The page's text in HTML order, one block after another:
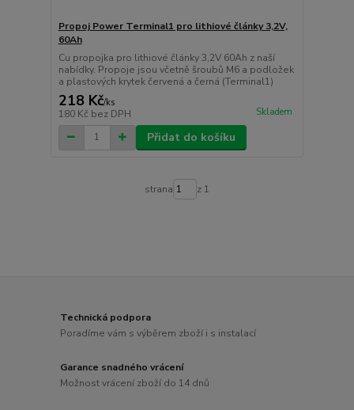
Propoj Power Terminal1 pro lithiové články 3,2V,
60Ah
Cu propojka pro lithiové články 3,2V 60Ah z naší
nabídky. Propoje jsou včetně šroubů M6 a podložek
a plastových krytek červená a černá (Terminal1)
218 Kč/ks
180 Kč bez DPH Skladem
Přidat do košíku
strana z 1
Technická podpora
Poradíme vám s výběrem zboží i s instalací
Garance snadného vrácení
Možnost vrácení zboží do 14 dnů